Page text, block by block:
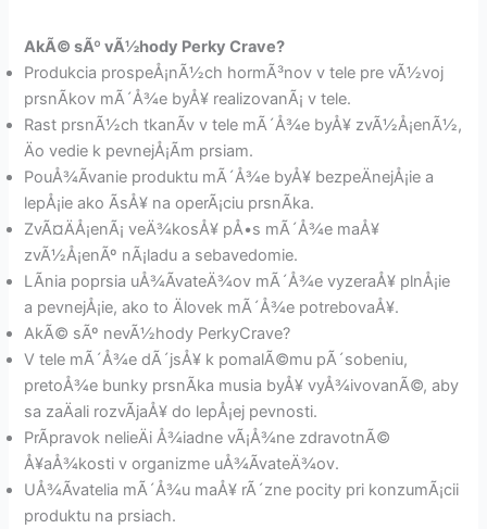
AkÃ© sÃº vÃ½hody Perky Crave?
Produkcia prospeÅ¡nÃ½ch hormÃ³nov v tele pre vÃ½voj
prsnÃ­kov mÃ´Å¾e byÅ¥ realizovanÃ¡ v tele.
Rast prsnÃ½ch tkanÃ­v v tele mÃ´Å¾e byÅ¥ zvÃ½Å¡enÃ½,
Äo vedie k pevnejÅ¡Ã­m prsiam.
PouÅ¾Ã­vanie produktu mÃ´Å¾e byÅ¥ bezpeÄnejÅ¡ie a
lepÅ¡ie ako Ã­sÅ¥ na operÃ¡ciu prsnÃ­ka.
ZvÃ¤ÄÅ¡enÃ¡ veÄ¾kosÅ¥ pÅ•s mÃ´Å¾e maÅ¥
zvÃ½Å¡enÃº nÃ¡ladu a sebavedomie.
LÃ­nia poprsia uÅ¾Ã­vateÄ¾ov mÃ´Å¾e vyzeraÅ¥ plnÅ¡ie
a pevnejÅ¡ie, ako to Älovek mÃ´Å¾e potrebovaÅ¥.
AkÃ© sÃº nevÃ½hody PerkyCrave?
V tele mÃ´Å¾e dÃ´jsÅ¥ k pomalÃ©mu pÃ´sobeniu,
pretoÅ¾e bunky prsnÃ­ka musia byÅ¥ vyÅ¾ivovanÃ©, aby
sa zaÄali rozvÃ­jaÅ¥ do lepÅ¡ej pevnosti.
PrÃ­pravok nelieÄi Å¾iadne vÃ¡Å¾ne zdravotnÃ©
Å¥aÅ¾kosti v organizme uÅ¾Ã­vateÄ¾ov.
UÅ¾Ã­vatelia mÃ´Å¾u maÅ¥ rÃ´zne pocity pri konzumÃ¡cii
produktu na prsiach.